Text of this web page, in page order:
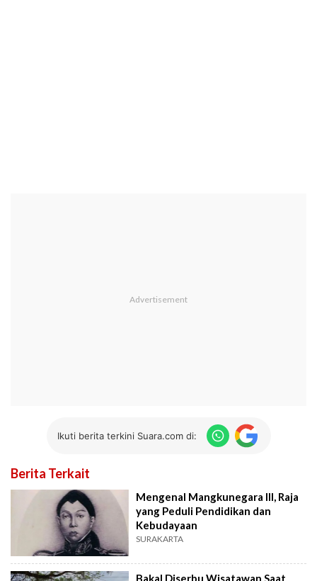
Ikuti berita terkini Suara.com di:
Berita Terkait
Mengenal Mangkunegara III, Raja
yang Peduli Pendidikan dan
Kebudayaan
SURAKARTA
Bakal Diserbu Wisatawan Saat